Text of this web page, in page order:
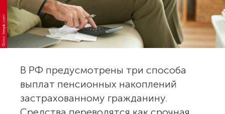
Фото: freepik.com
В РФ предусмотрены три способа
выплат пенсионных накоплений
застрахованному гражданину.